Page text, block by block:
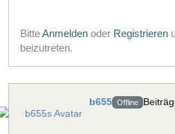
BitteAnmelden oder Registrieren
beizutreten.
b655 Offline